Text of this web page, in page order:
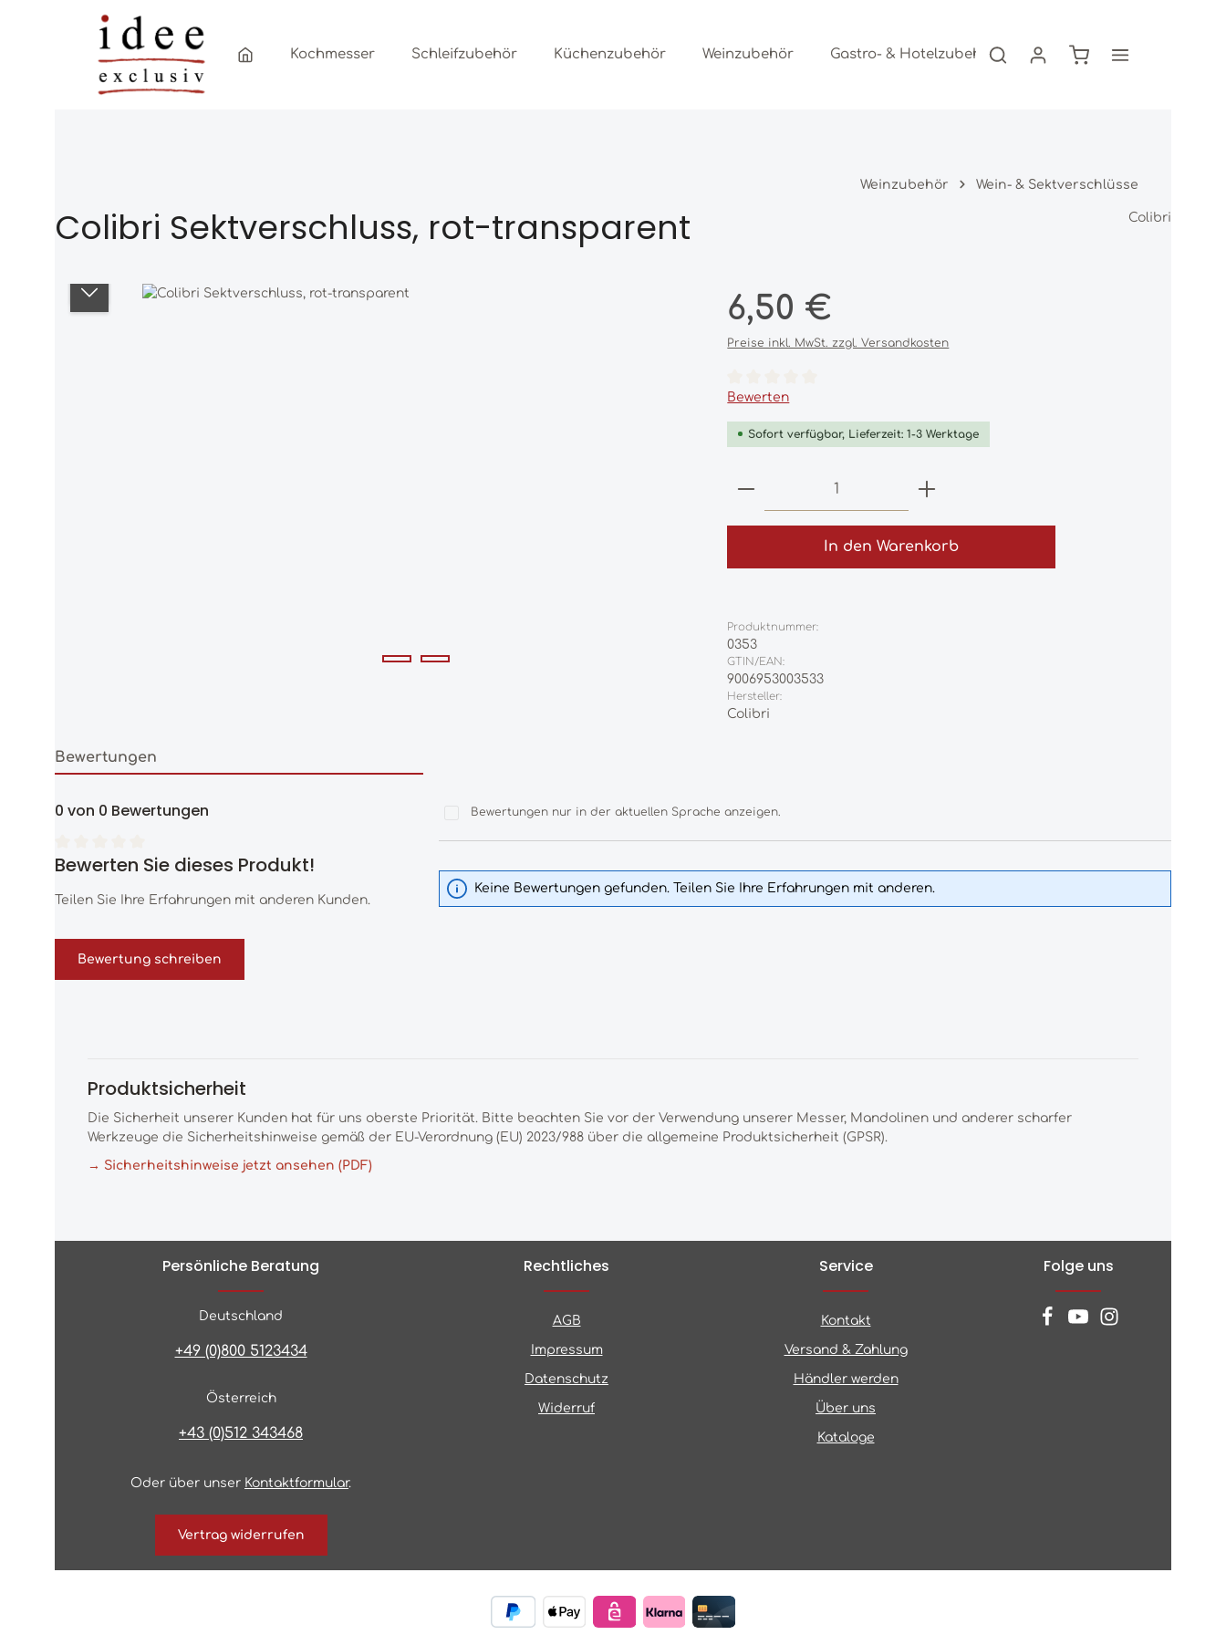
Zum Hauptinhalt springen
Zur Hauptnavigation springen
Kochmesser Schleifzubehör Küchenzubehör Weinzubehör Gastro- & Hotelzubehör Freizeitartikel
Warenkorb enthält
Weinzubehör Wein- & Sektverschlüsse
Colibri Sektverschluss, rot-transparent Colibri
Bildergalerie überspringen Regulärer Preis:
6,50 €
Preise inkl. MwSt. zzgl. Versandkosten
Durchschnittliche Bewertung von 0 von 5 Sternen
Bewerten
Sofort verfügbar, Lieferzeit: 1-3 Werktage
Produkt Anzahl: Gib den gewünschten
In den Warenkorb
Produktnummer:
0353
GTIN/EAN:
9006953003533
Hersteller:
Colibri
Bewertungen
0 von 0 Bewertungen
Durchschnittliche Bewertung von 0 von 5 Sternen
Bewerten Sie dieses Produkt!
Teilen Sie Ihre Erfahrungen mit anderen Kunden.
Bewertung schreiben
Bewertungen nur in der aktuellen Sprache anzeigen.
Keine Bewertungen gefunden. Teilen Sie Ihre Erfahrungen mit anderen.
Produktsicherheit
Die Sicherheit unserer Kunden hat für uns oberste Priorität. Bitte beachten Sie vor der Verwendung unserer Messer, Mandolinen und anderer scharfer
Werkzeuge die Sicherheitshinweise gemäß der EU-Verordnung (EU) 2023/988 über die allgemeine Produktsicherheit (GPSR).
→ Sicherheitshinweise jetzt ansehen (PDF)
Persönliche Beratung
Deutschland
+49 (0)800 5123434
Österreich
+43 (0)512 343468
Oder über unser Kontaktformular.
Vertrag widerrufen
Rechtliches
AGB
Impressum
Datenschutz
Widerruf
Service
Kontakt
Versand & Zahlung
Händler werden
Über uns
Kataloge
Folge uns